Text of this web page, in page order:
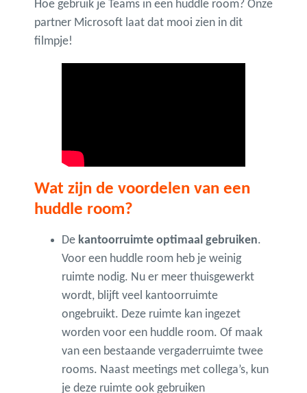
Hoe gebruik je Teams in een huddle room? Onze
partner Microsoft laat dat mooi zien in dit
filmpje!
Wat zijn de voordelen van een
huddle room?
De kantoorruimte optimaal gebruiken.
Voor een huddle room heb je weinig
ruimte nodig. Nu er meer thuisgewerkt
wordt, blijft veel kantoorruimte
ongebruikt. Deze ruimte kan ingezet
worden voor een huddle room. Of maak
van een bestaande vergaderruimte twee
rooms. Naast meetings met collega’s, kun
je deze ruimte ook gebruiken